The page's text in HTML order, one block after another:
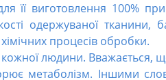
її виготовлення 100%
одержуваної тканини,
процесів обробки.
кожної людини. Вважається,
метаболізм. Іншими